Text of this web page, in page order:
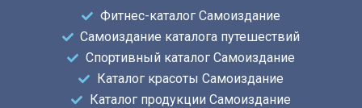
Фитнес-каталог Самоиздание
Самоиздание каталога путешествий
Спортивный каталог Самоиздание
Каталог красоты Самоиздание
Каталог продукции Самоиздание